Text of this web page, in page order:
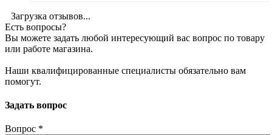
Загрузка отзывов...
Есть вопросы?
Вы можете задать любой интересующий вас вопрос по товару
или работе магазина.
Наши квалифицированные специалисты обязательно вам
помогут.
Задать вопрос
Вопрос *